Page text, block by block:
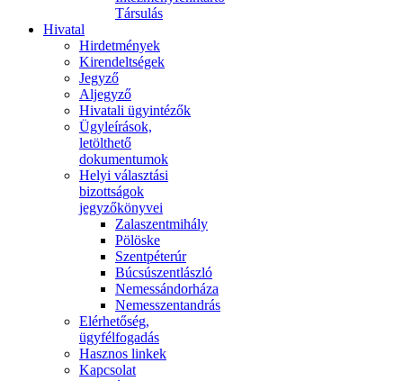
Társulás
Hivatal
Hirdetmények
Kirendeltségek
Jegyző
Aljegyző
Hivatali ügyintézők
Ügyleírások,
letölthető
dokumentumok
Helyi választási
bizottságok
jegyzőkönyvei
Zalaszentmihály
Pölöske
Szentpéterúr
Búcsúszentlászló
Nemessándorháza
Nemesszentandrás
Elérhetőség,
ügyfélfogadás
Hasznos linkek
Kapcsolat